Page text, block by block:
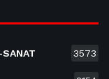
SANAT 3573